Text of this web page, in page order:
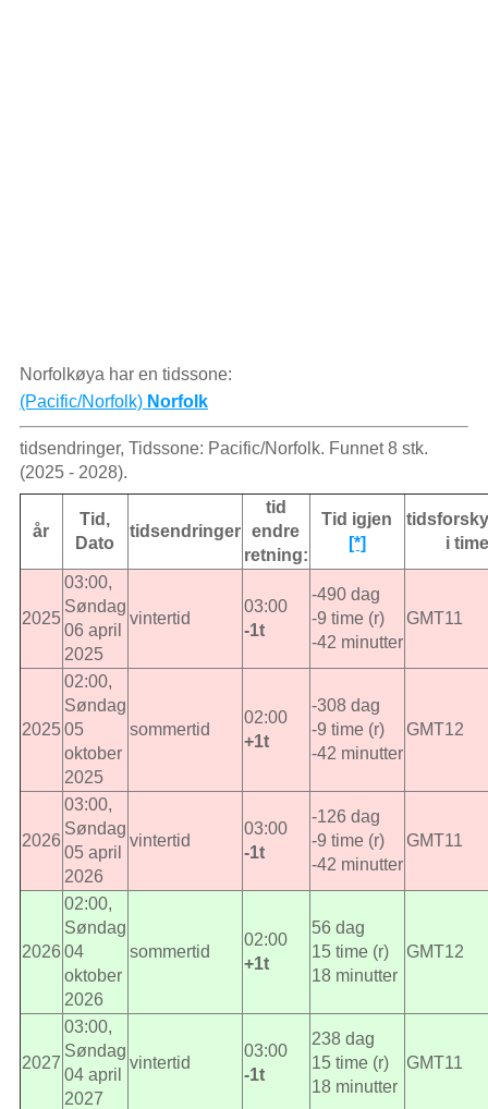
Norfolkøya har en tidssone:
(Pacific/Norfolk) Norfolk
tidsendringer, Tidssone: Pacific/Norfolk. Funnet 8 stk.
(2025 - 2028).
år
Tid,
Dato
tidsendringer
tid
endre
retning:
Tid igjen
[*]
i
2025
03:00,
Søndag
06 april
2025
vintertid
03:00
-1t
-490 dag
-9 time (r)
-42 minutter
GMT11
2025
02:00,
Søndag
05
oktober
2025
sommertid
02:00
+1t
-308 dag
-9 time (r)
-42 minutter
GMT12
2026
03:00,
Søndag
05 april
2026
vintertid
03:00
-1t
-126 dag
-9 time (r)
-42 minutter
GMT11
2026
02:00,
Søndag
04
oktober
2026
sommertid
02:00
+1t
56 dag
15 time (r)
18 minutter
GMT12
2027
03:00,
Søndag
04 april
2027
vintertid
03:00
-1t
238 dag
15 time (r)
18 minutter
GMT11